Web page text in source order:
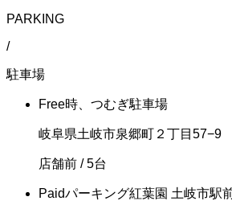
PARKING
/
駐車場
Free時、つむぎ駐車場
岐阜県土岐市泉郷町２丁目57−9
店舗前 / 5台
Paidパーキング紅葉園 土岐市駅